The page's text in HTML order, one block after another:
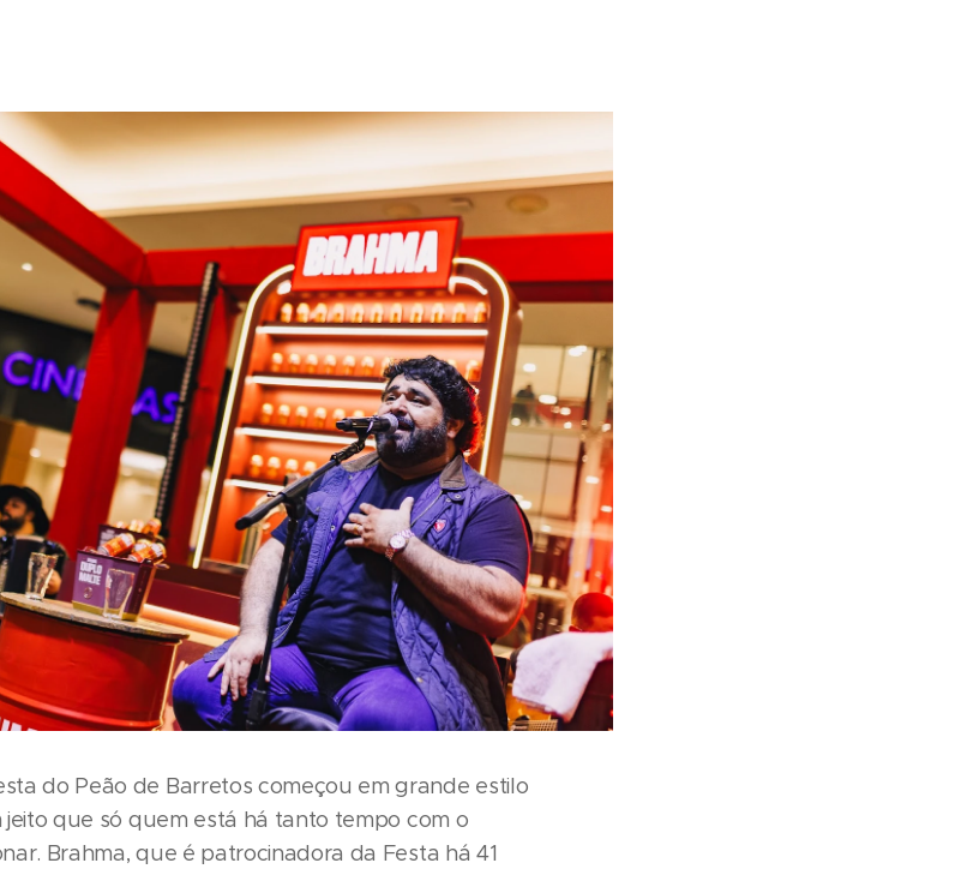
do Peão de Barretos começou em grande estilo
jeito que só quem está há tanto tempo com o
Brahma, que é patrocinadora da Festa há 41